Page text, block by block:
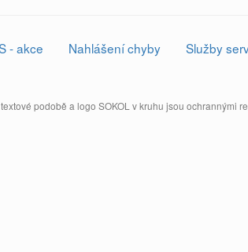
- akce Nahlášení chyby
Služby
podobě a logo SOKOL v kruhu jsou